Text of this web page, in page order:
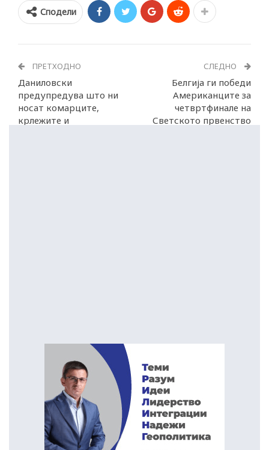
Сподели
ПРЕТХОДНО
Даниловски
предупредува што ни
носат комарците,
крлежите и
СЛЕДНО
Белгија ги победи
Американците за
четвртфинале на
Светското првенство